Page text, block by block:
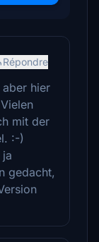
Répondre
hier
mit der
:-)
gedacht,